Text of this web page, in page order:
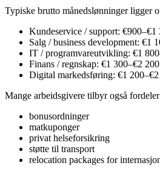
Typiske brutto månedslønninger ligger
Kundeservice / support: €900–€1
Salg / business development: €1
IT / programvareutvikling: €1
Finans / regnskap: €1 300–€2 200
Digital markedsføring: €1
Mange arbeidsgivere tilbyr også
bonusordninger
matkuponger
privat helseforsikring
støtte til transport
relocation packages for